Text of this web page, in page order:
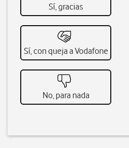
Sí, gracias
Sí, con queja a Vodafone
No, para nada